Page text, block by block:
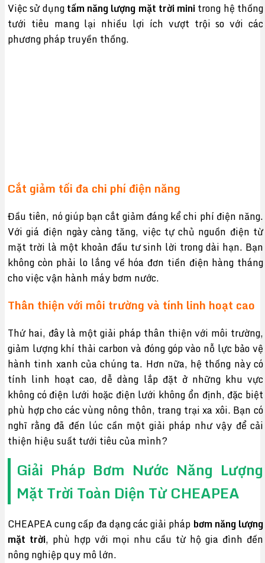
Việc sử dụngtấm năng lượng mặt trời minitrong hệ thống
tưới tiêu mang lại nhiều lợi ích vượt trội so với các
phương pháp truyền thống.
Cắt giảm tối đa chi phí điện năng
Đầu tiên, nó giúp bạn cắt giảm đáng kể chi phí điện năng.
Với giá điện ngày càng tăng, việc tự chủ nguồn điện từ
mặt trời là một khoản đầu tư sinh lời trong dài hạn. Bạn
không còn phải lo lắng về hóa đơn tiền điện hàng tháng
cho việc vận hành máy bơm nước.
Thân thiện với môi trường và tính linh hoạt cao
Thứ hai, đây là một giải pháp thân thiện với môi trường,
giảm lượng khí thải carbon và đóng góp vào nỗ lực bảo vệ
hành tinh xanh của chúng ta. Hơn nữa, hệ thống này có
tính linh hoạt cao, dễ dàng lắp đặt ở những khu vực
không có điện lưới hoặc điện lưới không ổn định, đặc biệt
phù hợp cho các vùng nông thôn, trang trại xa xôi. Bạn có
nghĩ rằng đã đến lúc cần một giải pháp như vậy để cải
thiện hiệu suất tưới tiêu của mình?
Giải Pháp Bơm Nước Năng Lượng
Mặt Trời Toàn Diện Từ CHEAPEA
CHEAPEA cung cấp đa dạng các giải pháp bơm năng lượng
mặt trời, phù hợp với mọi nhu cầu từ hộ gia đình đến
nông nghiệp quy mô lớn.